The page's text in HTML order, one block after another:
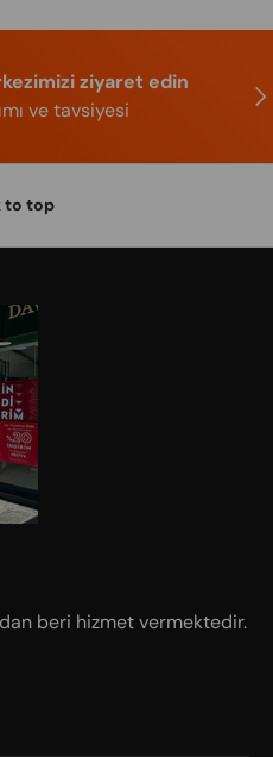
ziyaret edin
ve tavsiyesi
to top
beri hizmet vermektedir.